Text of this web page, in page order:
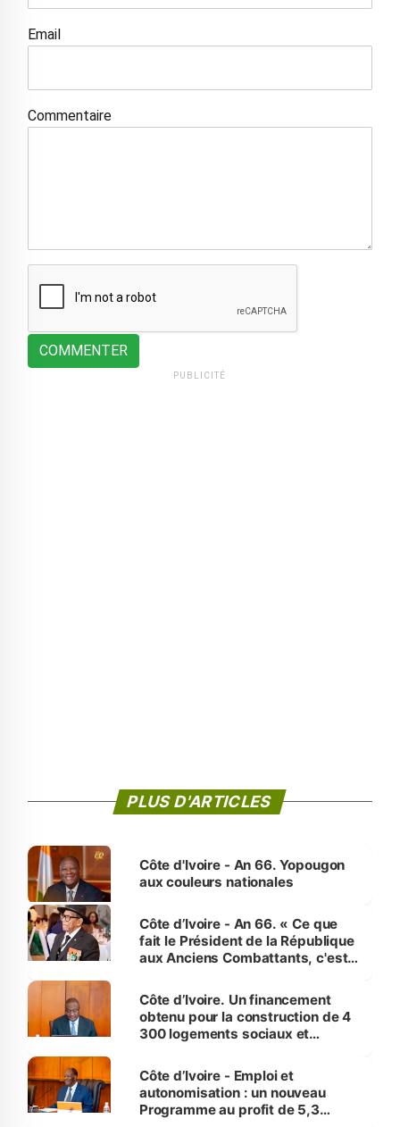
Email
Commentaire
COMMENTER
PUBLICITÉ
PLUS D'ARTICLES
Côte d'Ivoire - An 66. Yopougon
aux couleurs nationales
Côte d’Ivoire - An 66. « Ce que
fait le Président de la République
aux Anciens Combattants, c'est
Côte d’Ivoire. Un financement
obtenu pour la construction de 4
300 logements sociaux et
et Yamoussoukro
Côte d’Ivoire - Emploi et
autonomisation : un nouveau
Programme au profit de 5,3